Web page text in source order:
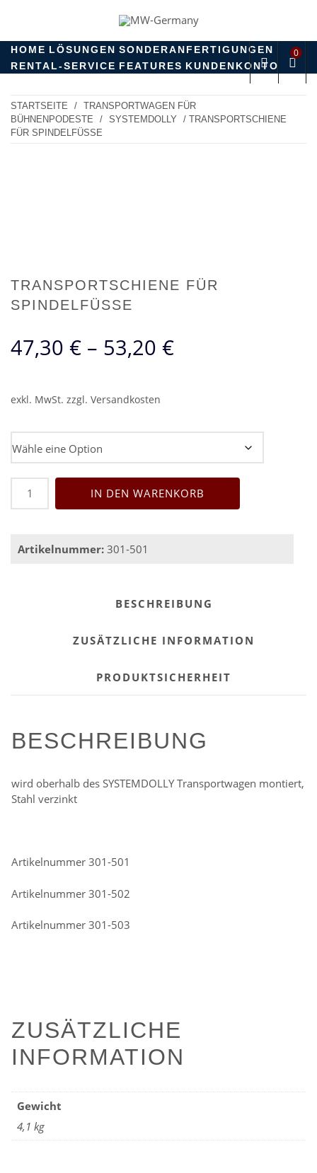
content
MW-GERMANY
products for professionals!
HOME LÖSUNGEN SONDERANFERTIGUNGEN
RENTAL-SERVICE FEATURES KUNDENKONTO
0
STARTSEITE / TRANSPORTWAGEN FÜR
BÜHNENPODESTE
/ SYSTEMDOLLY
/ TRANSPORTSCHIENE
FÜR SPINDELFÜSSE
TRANSPORTSCHIENE FÜR
SPINDELFÜSSE
47,30 € – 53,20 €
exkl. MwSt. zzgl. Versandkosten
Transportschiene
Spindelfüße
IN DEN WARENKORB
Artikelnummer: 301-501
BESCHREIBUNG
ZUSÄTZLICHE INFORMATION
PRODUKTSICHERHEIT
BESCHREIBUNG
wird oberhalb des SYSTEMDOLLY Transportwagen montiert,
Stahl verzinkt
Artikelnummer 301-501
Artikelnummer 301-502
Artikelnummer 301-503
ZUSÄTZLICHE
INFORMATION
Gewicht
4,1 kg